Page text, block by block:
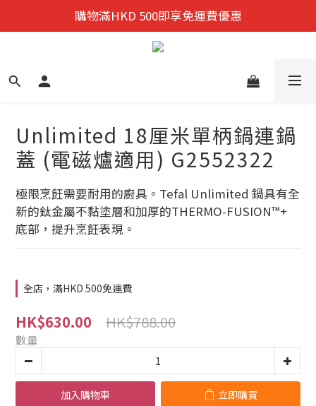
迎新禮遇:  新會員首次購物 尊享全單9折優惠!
購物滿HKD 500即享免運費優惠
迎新禮遇:  新會員首次購物 尊享全單9折優惠!
Unlimited 18厘米單柄鍋連鍋
蓋 (電磁爐適用) G2552322
極限烹飪需要耐用的廚具。Tefal Unlimited 鍋具有全
新的鈦金屬不黏塗層和加厚的THERMO-FUSION™+
底部，提升烹飪表現。
全店，滿HKD 500免運費
HK$630.00 HK$788.00
數量
加入購物車 立即購買